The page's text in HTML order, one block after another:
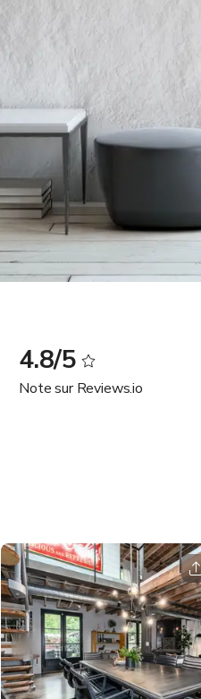
4.8/5
Note sur Reviews.io